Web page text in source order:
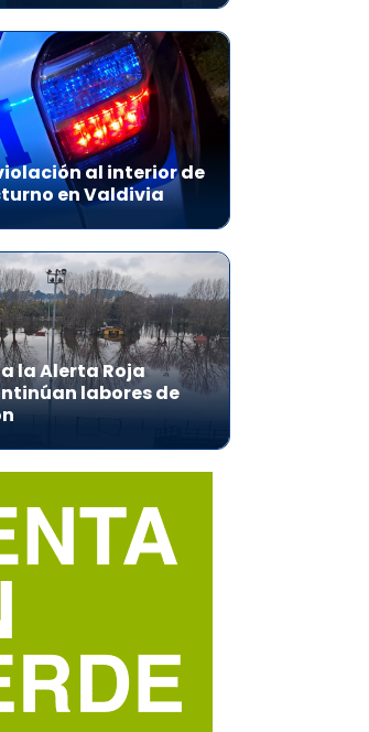
al interior de
en Valdivia
la Alerta Roja
labores de